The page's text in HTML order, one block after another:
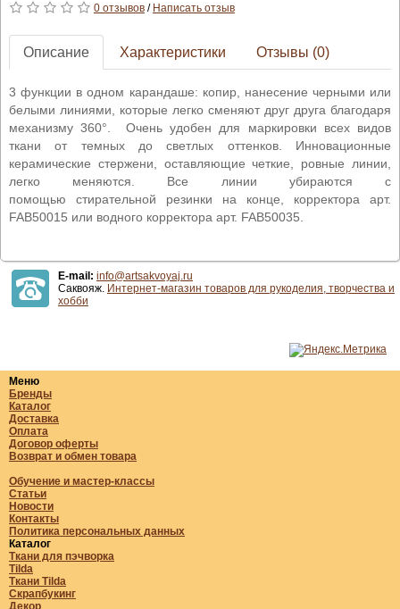
0 отзывов/ Написать отзыв
Описание Характеристики Отзывы (0)
3 функции в одном карандаше: копир, нанесение черными или
белыми линиями, которые легко сменяют друг друга благодаря
механизму 360°. Очень удобен для маркировки всех видов
ткани от темных до светлых оттенков. Инновационные
керамические стержени, оставляющие четкие, ровные линии,
легко меняются. Все линии убираются с
помощью стирательной резинки на конце, корректора арт.
FAB50015 или водного корректора арт. FAB50035.
E-mail: info@artsakvoyaj.ru
Саквояж. Интернет-магазин товаров для рукоделия, творчества и
хобби
Меню
Бренды
Каталог
Доставка
Оплата
Договор оферты
Возврат и обмен товара
Обучение и мастер-классы
Статьи
Новости
Контакты
Политика персональных данных
Каталог
Ткани для пэчворка
Tilda
Ткани Tilda
Скрапбукинг
Декор